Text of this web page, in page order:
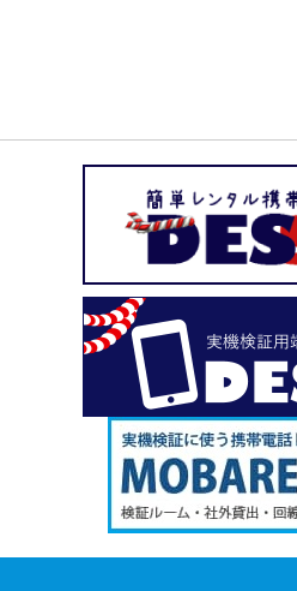
にお送りすることは一切ござい
り取りのできるメールやお電話
で、万一レンタルスマホの使用
い、という場合も安心してご利
デッセがスマホのレンタルと並
ポケットwifiのレンタルサービ
はありますが、通信速度に難が
たりと不便な面も否めません。
電波圏内ならいつでも快適にイ
ケットwifiをレンタルでお得に
望の際はお気軽にご相談くださ
レンタルスマホには通話・通信
あります。 例えば、スマホ用